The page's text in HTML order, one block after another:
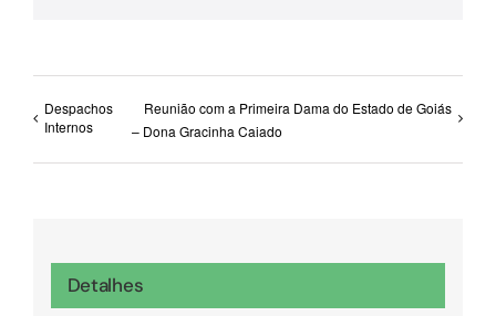
Despachos
Internos
Reunião com a Primeira Dama do Estado de Goiás
– Dona Gracinha Caiado
Detalhes